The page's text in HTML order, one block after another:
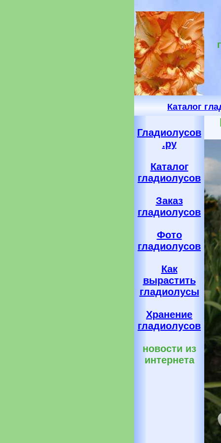
Каталог
Гладиолусов
.ру
Каталог
гладиолусов
Заказ
гладиолусов
Фото
гладиолусов
Как
вырастить
гладиолусы
Хранение
гладиолусов
новости из
интернета